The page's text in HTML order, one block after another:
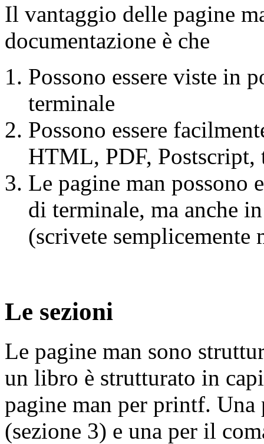
Il vantaggio delle pagine
documentazione è che
Possono essere viste in
terminale
Possono essere
HTML, PDF, Postscript,
Le pagine man possono
di terminale, ma anche
(scrivete semplicemente
Le sezioni
Le pagine man sono
un libro è strutturato in
pagine man per printf.
(sezione 3) e una per il